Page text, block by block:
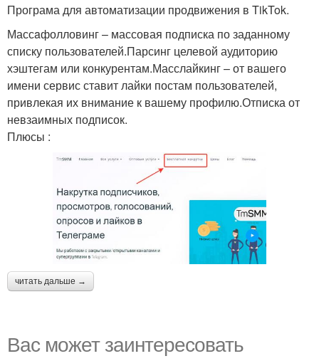
Програма для автоматизации продвижения в TikTok.
Массaфолловинг – массовая подписка по заданному
списку пользователей.Парсинг целевой аудиторию
хэштегам или конкурентам.Масслайкинг – от вашего
имени сервис ставит лайки постам пользователей,
привлекая их внимание к вашему профилю.Отписка от
невзаимных подписок.
Плюсы :
читать дальше →
Вас может заинтересовать